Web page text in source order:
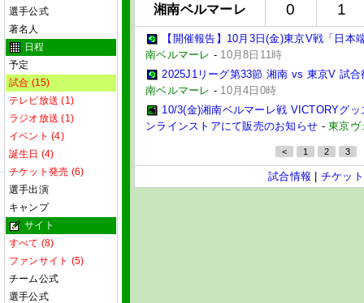
選手公式
著名人
日程
予定
試合 (15)
テレビ放送 (1)
ラジオ放送 (1)
イベント (4)
誕生日 (4)
チケット発売 (6)
選手出演
キャンプ
サイト
すべて (8)
ファンサイト (5)
チーム公式
選手公式
湘南ベルマーレ 0 1
【開催報告】10月3日(金)東京V戦「日本
南ベルマーレ - 10月8日11時
2025J1リーグ第33節 湘南 vs 東京V 試
南ベルマーレ - 10月4日0時
10/3(金)湘南ベルマーレ戦 VICTORYグ
ンラインストアにて販売のお知らせ -東京ヴ
< 1 2 3
試合情報 チケット